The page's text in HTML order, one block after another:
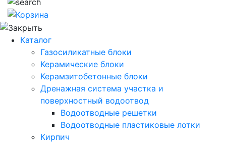
Каталог
Газосиликатные блоки
Керамические блоки
Керамзитобетонные блоки
Дренажная система участка и
поверхностный водоотвод
Водоотводные решетки
Водоотводные пластиковые лотки
Кирпич